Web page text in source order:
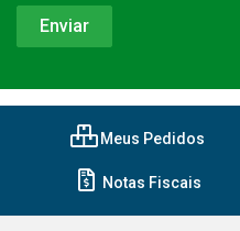
Meus Pedidos
Notas Fiscais